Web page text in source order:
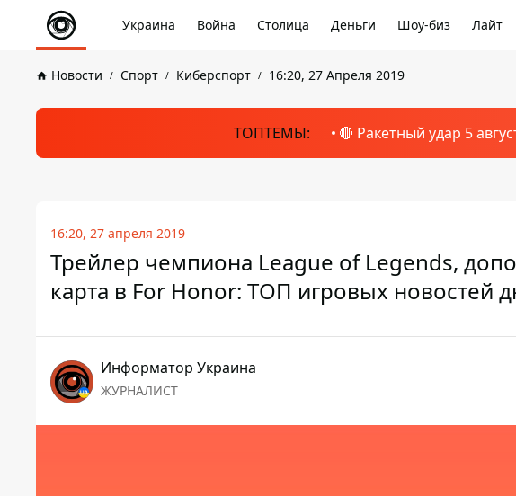
Украина Война Столица Деньги Шоу-биз Лайт
Новости Спорт Киберспорт 16:20, 27 Апреля 2019
ТОПТЕМЫ: 🔴 Ракетный удар 5
16:20, 27 апреля 2019
Трейлер чемпиона League of Legends,
карта в For Honor: ТОП игровых новостей
Информатор Украина
ЖУРНАЛИСТ